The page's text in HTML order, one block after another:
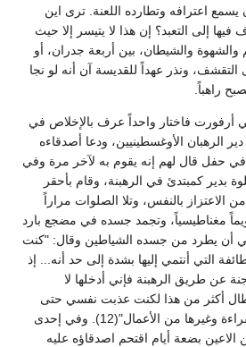
اعترافه وتطارده اللعنة. ترى اين
إلى التعبد؟ إن هذا لا يتيسر إلا حيث
والشهوة والشيطان، بين أربعة جدران، أو
ونذر عهداً للقديسة آن أنه لو نجا
راهباً.
أرفورت فاختار واحداً عرف بالإخلاص في
الرهبان الأوغسطينيين، ودعا أصدقاءه
حفل قال لهم إنه يقوم به لآخر مرة وفي
بدير كمبتدئ في الرهبنة، وقام بأحقر
الاعتزاز بالنفس، وتلا الصلوات مراراً
مغناطيسياً، وتجمد جسده في مضجع بارد
أن يطرد من جسده الشياطين وقال: "كنت
التي أنتمي إليها بشدة إلى حد أنه... إذ
عن طريق الرهبنة فإني أدخلها لا
طال أكثر من هذا لكنت عذبت نفسي حتى
الموت بالسهر والصلاة والقراءة وغيرها من الأعمال"(12). وفي إحدى
الاعين بضعة أيام اقتحم اصدقاؤه عليه